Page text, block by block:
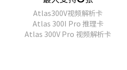
Atlas300V视频解析卡
Atlas 300I Pro 推理卡
Atlas 300V Pro 视频解析卡